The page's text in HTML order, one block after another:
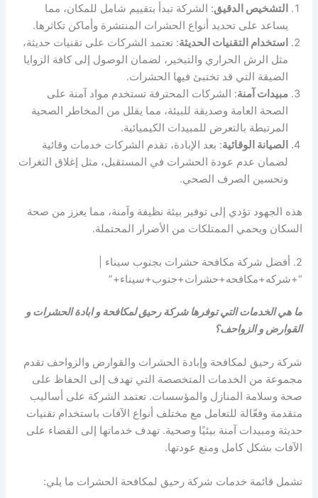
التشخيص الدقيق: الشركة تبدأ بتقييم شامل للمكان، مما
يساعد على تحديد أنواع الحشرات المنتشرة وأماكن تكاثرها.
استخدام التقنيات الحديثة: تعتمد الشركات على تقنيات حديثة،
مثل الرش الحراري والتبخير، لضمان الوصول إلى كافة الزوايا
الضيقة التي قد تختبئ فيها الحشرات.
مبيدات آمنة: الشركات المحترفة تستخدم مواد آمنة على
الصحة العامة وصديقة للبيئة، مما يقلل من المخاطر الصحية
المرتبطة بالتعرض للمبيدات الكيميائية.
الصيانة الوقائية: بعد الإبادة، تقدم الشركات خدمات وقائية
لضمان عدم عودة الحشرات في المستقبل، مثل إغلاق الثغرات
وتحسين الصرف الصحي.
هذه الجهود تؤدي إلى توفير بيئة نظيفة وآمنة، مما يعزز من صحة
السكان ويحمي الممتلكات من الأضرار المحتملة.
2. أفضل شركة مكافحة حشرات بجنوب سيناء |
“+شركه+مكافحه+حشرات+جنوب+سيناء+”
ما هي الخدمات التي توفرها شركة رحيق لمكافحة و ابادة الحشرات و
القوارض و الزواحف؟
شركة رحيق لمكافحة وإبادة الحشرات والقوارض والزواحف تقدم
مجموعة من الخدمات المتخصصة التي تهدف إلى الحفاظ على
صحة وسلامة المنازل والمؤسسات. تعتمد الشركة على أساليب
متقدمة وفعّالة للتعامل مع مختلف أنواع الآفات باستخدام تقنيات
حديثة ومبيدات آمنة بيئيًا وصحية. تهدف خدماتها إلى القضاء على
الآفات بشكل كامل ومنع عودتها.
تشمل قائمة خدمات شركة رحيق لمكافحة الحشرات ما يلي: